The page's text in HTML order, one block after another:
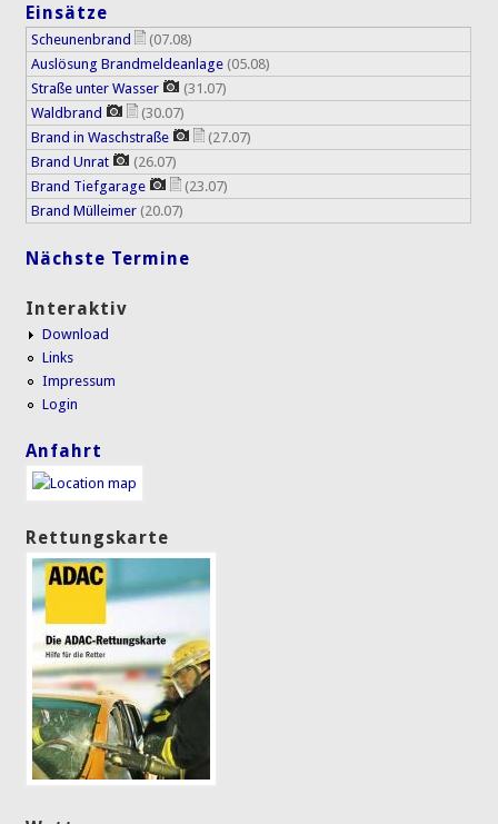
Einsätze
Scheunenbrand
(07.08)
Auslösung Brandmeldeanlage (05.08)
Straße unter Wasser
(31.07)
Waldbrand
(30.07)
Brand in Waschstraße
(27.07)
Brand Unrat
(26.07)
Brand Tiefgarage
(23.07)
Brand Mülleimer (20.07)
Nächste Termine
Interaktiv
Download
Links
Impressum
Login
Anfahrt
Rettungskarte